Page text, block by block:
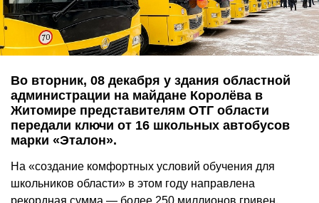
Во вторник, 08 декабря у здания областной
администрации на майдане Королёва в
Житомире представителям ОТГ области
передали ключи от 16 школьных автобусов
марки «Эталон».
На «создание комфортных условий обучения для
школьников области» в этом году направлена
рекордная сумма — более 250 миллионов гривен.